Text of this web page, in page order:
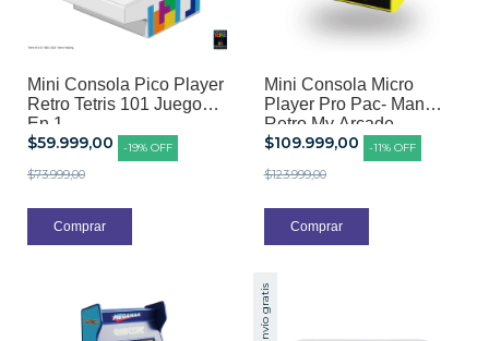
Mini Consola Pico Player
Retro Tetris 101 Juegos
En 1
$59.999,00 -19% OFF
$73.999,00
Mini Consola Micro
Player Pro Pac- Man
Retro My Arcade
$109.999,00 -11% OFF
$123.999,00
Envío gratis